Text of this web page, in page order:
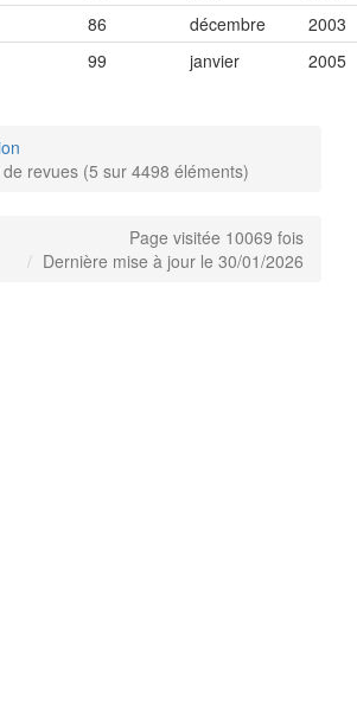
86 décembre
2003
99 janvier 2005
revues (5 sur 4498 éléments)
Page visitée 10069 fois
Dernière mise à jour le 30/01/2026